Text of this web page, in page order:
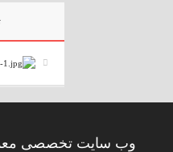
وب سایت تخصصی